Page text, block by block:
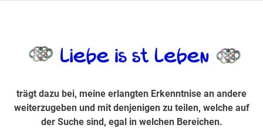
Suche sind, egal in welchen Bereichen.
trägt dazu bei, meine erlangten Erkenntnise an andere
weiterzugeben und mit denjenigen zu teilen, welche auf
der Suche sind, egal in welchen Bereichen.